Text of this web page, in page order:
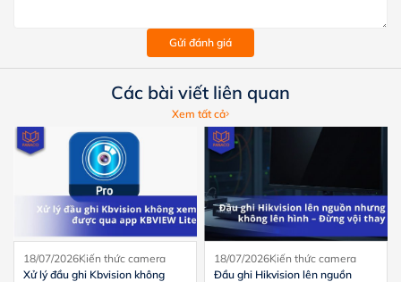
Gửi đánh giá
Các bài viết liên quan
Xem tất cả
18/07/2026Kiến thức camera
Xử lý đầu ghi Kbvision không
18/07/2026Kiến thức camera
Đầu ghi Hikvision lên nguồn